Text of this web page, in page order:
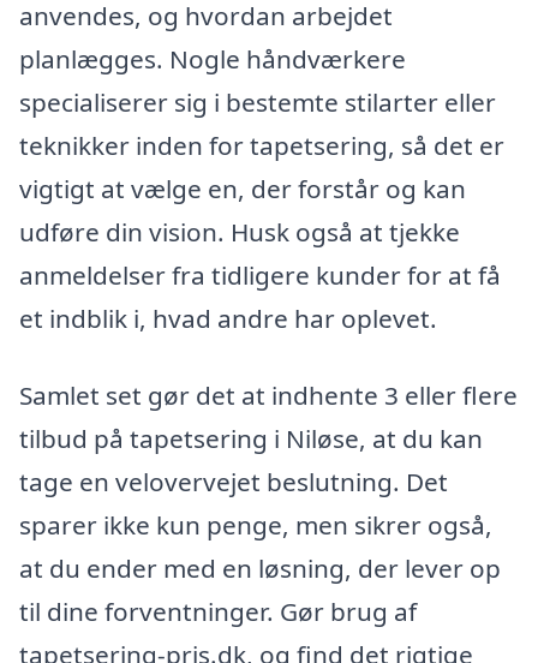
anvendes, og hvordan arbejdet
planlægges. Nogle håndværkere
specialiserer sig i bestemte stilarter eller
teknikker inden for tapetsering, så det er
vigtigt at vælge en, der forstår og kan
udføre din vision. Husk også at tjekke
anmeldelser fra tidligere kunder for at få
et indblik i, hvad andre har oplevet.
Samlet set gør det at indhente 3 eller flere
tilbud på tapetsering i Niløse, at du kan
tage en velovervejet beslutning. Det
sparer ikke kun penge, men sikrer også,
at du ender med en løsning, der lever op
til dine forventninger. Gør brug af
tapetsering-pris.dk, og find det rigtige